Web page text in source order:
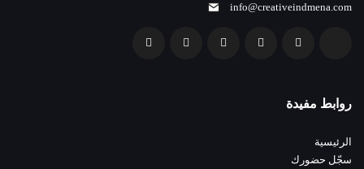
info@creativeindmena.com
روابط مفيدة
الرئيسية
سجّل حضورك